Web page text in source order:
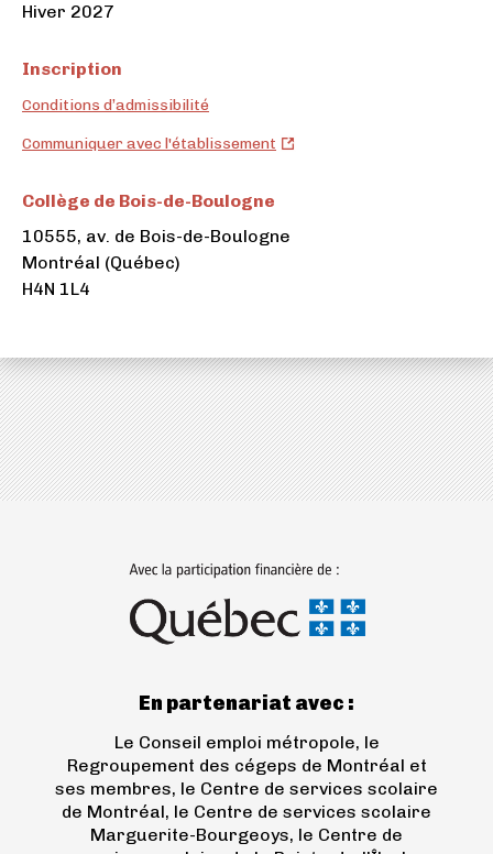
Hiver 2027
Inscription
Conditions d’admissibilité
Communiquer avec l'établissement Collège
Boulogne
onglet)
Collège de Bois-de-Boulogne
10555, av. de Bois-de-Boulogne
Montréal (Québec)
H4N 1L4
En partenariat avec :
Le Conseil emploi métropole, le
Regroupement des cégeps de Montréal et
ses membres, le Centre de services scolaire
de Montréal, le Centre de services scolaire
Marguerite-Bourgeoys, le Centre de